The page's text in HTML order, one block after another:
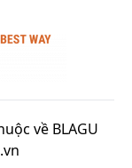
về BLAGU